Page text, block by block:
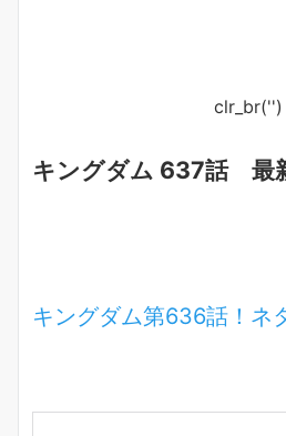
clr_br('')
キングダム 637話 最
キングダム第636話！ネ